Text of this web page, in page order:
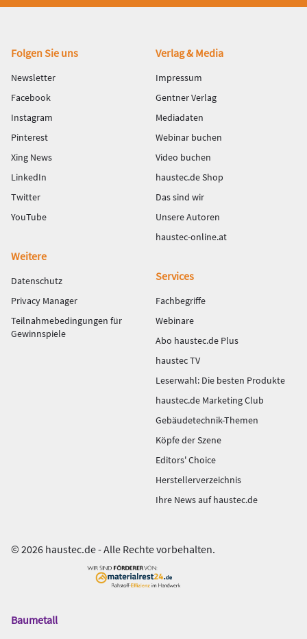
Fußbereich
Folgen Sie uns
Newsletter
Facebook
Instagram
Pinterest
Xing News
LinkedIn
Twitter
YouTube
Verlag & Media
Impressum
Gentner Verlag
Mediadaten
Webinar buchen
Video buchen
haustec.de Shop
Das sind wir
Unsere Autoren
haustec-online.at
Weitere
Datenschutz
Privacy Manager
Teilnahmebedingungen für
Gewinnspiele
Services
Fachbegriffe
Webinare
Abo haustec.de Plus
haustec TV
Leserwahl: Die besten Produkte
haustec.de Marketing Club
Gebäudetechnik-Themen
Köpfe der Szene
Editors' Choice
Herstellerverzeichnis
Ihre News auf haustec.de
© 2026 haustec.de - Alle Rechte vorbehalten.
Das
Baumetall